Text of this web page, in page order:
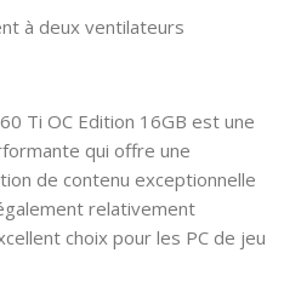
à deux ventilateurs
Ti OC Edition 16GB est une
qui offre une
de contenu exceptionnelle
relativement
choix pour les PC de jeu